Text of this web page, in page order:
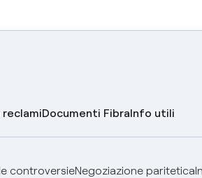
Documenti FibraInfo utili
controversieNegoziazione paritetica